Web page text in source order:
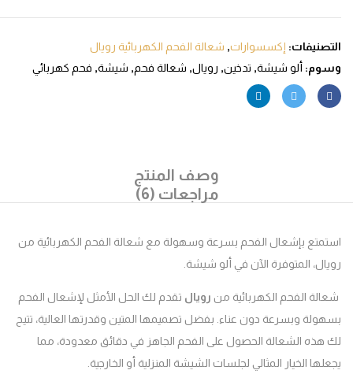
إكسسوارات,شعالة الفحم الكهربائية رويال
ألو شيشة,تدخين ,رويال , شعالة فحم, شيشة,فحم كهربائي
وصف المنتج
مراجعات (6)
بإشعال الفحم بسرعة وسهولة مع شعالة الفحم الكهربائية من
المتوفرة الآن في ألو شيشة.
الفحم الكهربائية منرويال تقدم لك الحل الأمثل لإشعال الفحم
وبسرعة دون عناء. بفضل تصميمها المتين وقدرتها العالية، تتيح
الشعالة الحصول على الفحم الجاهز في دقائق معدودة، مما
الخيار المثالي لجلسات الشيشة المنزلية أو الخارجية.